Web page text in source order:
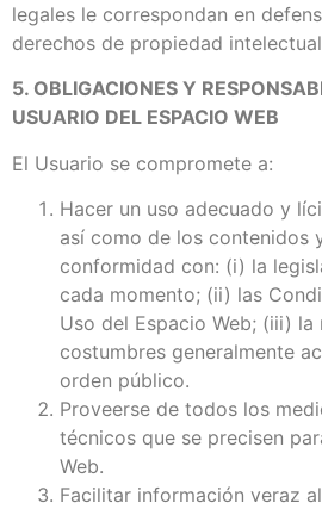
legales le correspondan en
derechos de propiedad
5. OBLIGACIONES Y
USUARIO DEL ESPACIO WEB
El Usuario se compromete a:
Hacer un uso adecuado y
así como de los contenidos
conformidad con: (i) la
cada momento; (ii) las
Uso del Espacio Web; (iii) la
costumbres generalmente
orden público.
Proveerse de todos los
técnicos que se precisen
Web.
Facilitar información veraz